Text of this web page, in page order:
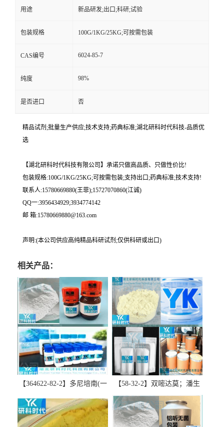
用途 新品研发;出口;科研;试验
包装规格 100G/1KG/25KG;可按需包装
CAS编号 6024-85-7
纯度 98%
是否进口 否
精品试剂;批量生产供应;技术支持;药典标准;湖北研科时代科技-品质优
选
【湖北研科时代科技有限公司】承诺只做高品质、只做性价比!
包装规格:100G/1KG/25KG;可按需包装;支持出口;药典标准;技术支持!
联系人:15780669880(王菲);15727070860(江诚)
QQ一:3956434929;3934774142
邮 箱:15780669880@163.com
声明:(本公司供应高纯精品科研试剂;仅供科研或出口)
相关产品：
【364622-82-2】多尼培南(一
精品科研试剂-湖北研科时代
科技-“研”无止境;“科”学创
【58-32-2】双嘧达莫；潘生
丁-精品科研试剂-湖北研科时
代科技-“研”无止境;“科”学创
新！支持三方验证；支持定